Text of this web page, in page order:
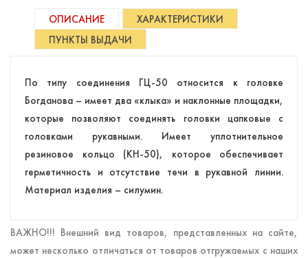
ОПИСАНИЕ
ХАРАКТЕРИСТИКИ
ПУНКТЫ ВЫДАЧИ
По типу соединения ГЦ-50 относится к головке
Богданова – имеет два «клыка» и наклонные площадки,
которые позволяют соединять головки цапковые с
головками рукавными. Имеет уплотнительное
резиновое кольцо (КН-50), которое обеспечивает
герметичность и отсутствие течи в рукавной линии.
Материал изделия – силумин.
ВАЖНО!!! Внешний вид товаров, представленных на сайте,
может несколько отличаться от товаров отгружаемых с наших